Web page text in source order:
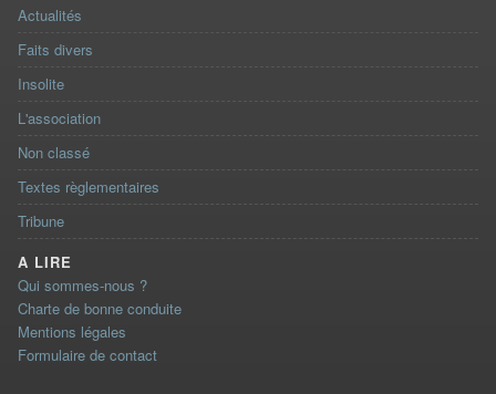
Actualités
Faits divers
Insolite
L'association
Non classé
Textes règlementaires
Tribune
A LIRE
Qui sommes-nous ?
Charte de bonne conduite
Mentions légales
Formulaire de contact